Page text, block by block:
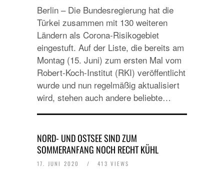
Berlin – Die Bundesregierung hat die
Türkei zusammen mit 130 weiteren
Ländern als Corona-Risikogebiet
eingestuft. Auf der Liste, die bereits am
Montag (15. Juni) zum ersten Mal vom
Robert-Koch-Institut (RKI) veröffentlicht
wurde und nun regelmäßig aktualisiert
wird, stehen auch andere beliebte…
NORD- UND OSTSEE SIND ZUM
SOMMERANFANG NOCH RECHT KÜHL
17. JUNI 2020 / 413 VIEWS